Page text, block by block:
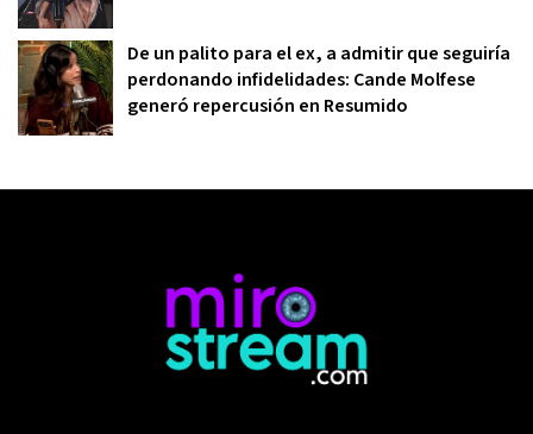
De un palito para el ex, a admitir que seguiría
perdonando infidelidades: Cande Molfese
generó repercusión en Resumido